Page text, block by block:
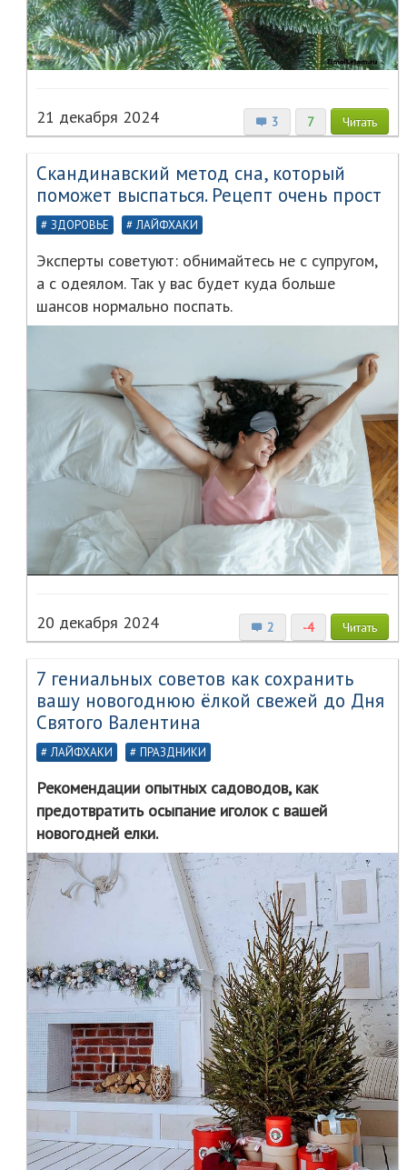
3 7 Читать
21 декабря 2024
Скандинавский метод сна, который
поможет выспаться. Рецепт очень прост
ЗДОРОВЬЕ ЛАЙФХАКИ
Эксперты советуют: обнимайтесь не с супругом,
а с одеялом. Так у вас будет куда больше
шансов нормально поспать.
2 -4 Читать
20 декабря 2024
7 гениальных советов как сохранить
вашу новогоднюю ёлкой свежей до Дня
Святого Валентина
ЛАЙФХАКИ ПРАЗДНИКИ
Рекомендации опытных садоводов, как
предотвратить осыпание иголок с вашей
новогодней елки.